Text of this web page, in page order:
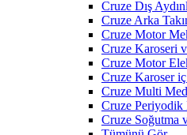
Cruze Dış
Cruze Arka
Cruze Motor
Cruze Karoseri
Cruze Motor
Cruze Karoser
Cruze Multi
Cruze Periyodik
Cruze Soğutma